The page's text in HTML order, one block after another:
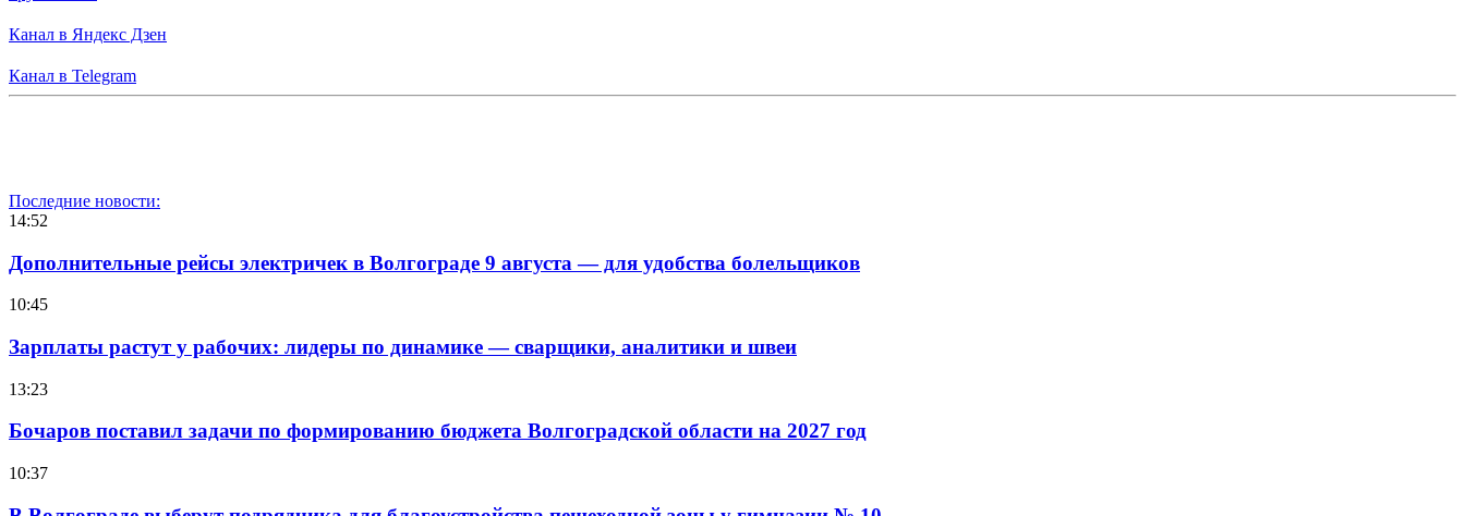
Канал в Яндекс Дзен
Канал в Telegram
Последние новости:
14:52
Дополнительные рейсы электричек в Волгограде 9 августа — для удобства болельщиков
10:45
Зарплаты растут у рабочих: лидеры по динамике — сварщики, аналитики и швеи
13:23
Бочаров поставил задачи по формированию бюджета Волгоградской области на 2027 год
10:37